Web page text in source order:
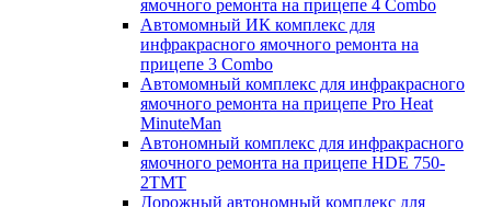
ямочного ремонта на прицепе 4 Combo
Автомомный ИК комплекс для
инфракрасного ямочного ремонта на
прицепе 3 Combo
Автомомный комплекс для инфракрасного
ямочного ремонта на прицепе Pro Heat
MinuteMan
Автономный комплекс для инфракрасного
ямочного ремонта на прицепе HDE 750-
2TMT
Дорожный автономный комплекс для